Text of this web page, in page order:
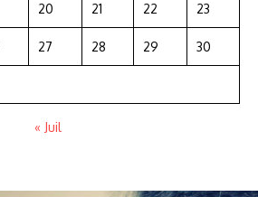
20 21 22 23
27 28 29 30
« Juil